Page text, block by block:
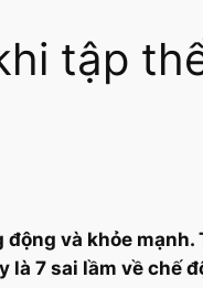
tập
và khỏe
7 sai lầm về chế